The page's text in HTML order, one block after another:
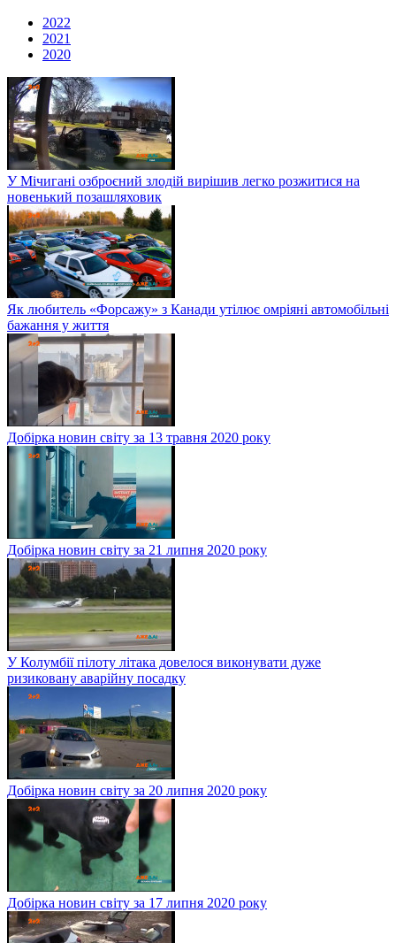
2022
2021
2020
У Мічигані озброєний злодій вирішив легко розжитися на
новенький позашляховик
Як любитель «Форсажу» з Канади утілює омріяні автомобільні
бажання у життя
Добірка новин світу за 13 травня 2020 року
Добірка новин світу за 21 липня 2020 року
У Колумбії пілоту літака довелося виконувати дуже
ризиковану аварійну посадку
Добірка новин світу за 20 липня 2020 року
Добірка новин світу за 17 липня 2020 року